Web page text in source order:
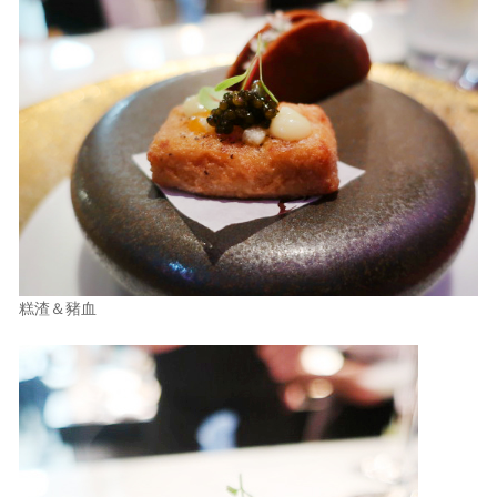
糕渣＆豬血